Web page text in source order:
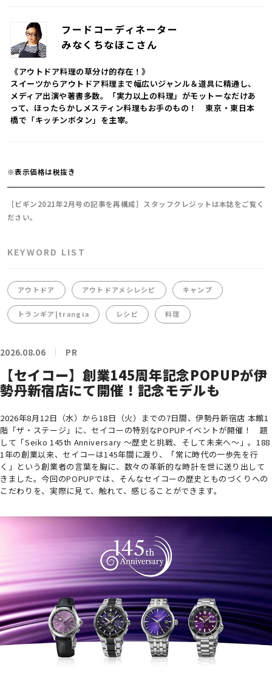
フードコーディネーター
みなくちなほこさん
《アウトドア料理の草分け的存在！》
スイーツからアウトドア料理まで幅広いジャンル＆道具に精通し、
メディア出演や著書多数。「実力以上の料理」がモットーなだけあ
って、ほったらかしメスティン料理もお手のもの！ 東京・東日本
橋で「キッチンボタン」を主宰。
※表示価格は税抜き
［ビギン2021年2月号の記事を再構成］スタッフクレジットは本誌をご覧く
ださい。
KEYWORD LIST
アウトドア アウトドアメシレシピ キャンプ
トランギア|trangia レシピ 料理
2026.08.06 PR
【セイコー】創業145周年記念POPUPが伊
勢丹新宿店にて開催！記念モデルも
2026年8月12日（水）から18日（火）までの7日間、伊勢丹新宿店 本館1
階「ザ・ステージ」に、セイコーの特別なPOPUPイベントが開催！ 題
して「Seiko 145th Anniversary ～歴史と挑戦、そして未来へ～」。188
1年の創業以来、セイコーは145年間に渡り、「常に時代の一歩先を行
く」という創業者の言葉を胸に、数々の革新的な時計を世に送り出して
きました。今回のPOPUPでは、そんなセイコーの歴史とものづくりへの
こだわりを、実際に見て、触れて、感じることができます。